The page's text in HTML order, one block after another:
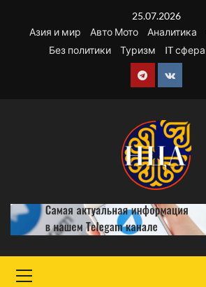
содержимому
25.07.2026
Азия и мир
Авто Мото Аналитика
Без политики
Туризм IT сфера
Telegram
VK
меню